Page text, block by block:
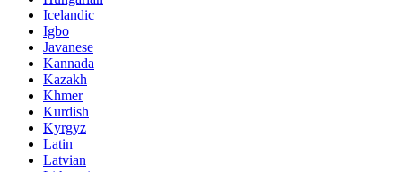
Icelandic
Igbo
Javanese
Kannada
Kazakh
Khmer
Kurdish
Kyrgyz
Latin
Latvian